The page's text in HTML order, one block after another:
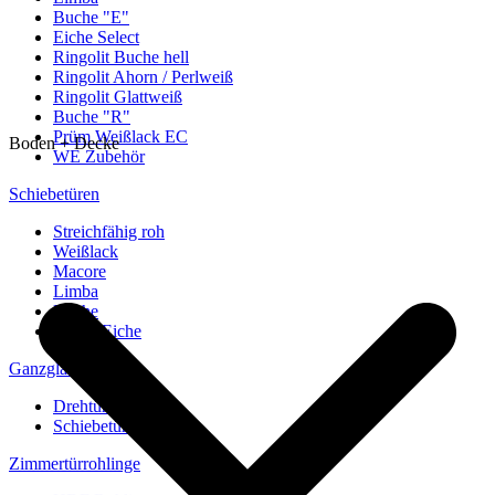
Buche "E"
Eiche Select
Ringolit Buche hell
Ringolit Ahorn / Perlweiß
Ringolit Glattweiß
Buche "R"
Prüm Weißlack EC
WE Zubehör
Schiebetüren
Streichfähig roh
Weißlack
Macore
Limba
Buche
europ. Eiche
Ganzglastüren
Drehtüren
Schiebetüren
Zimmertürrohlinge
Boden + Decke